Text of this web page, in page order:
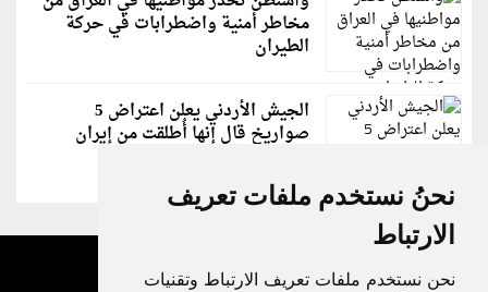
نحنُ نستخدم ملفات تعريف
الارتباط
نحن نستخدم ملفات تعريف الارتباط وتقنيات
مخاطر أمنية واضطرابات في حركة
الطيران
الجيش الأردني يعلن اعتراض 5
صواريخ قال إنها أُطلقت من إيران